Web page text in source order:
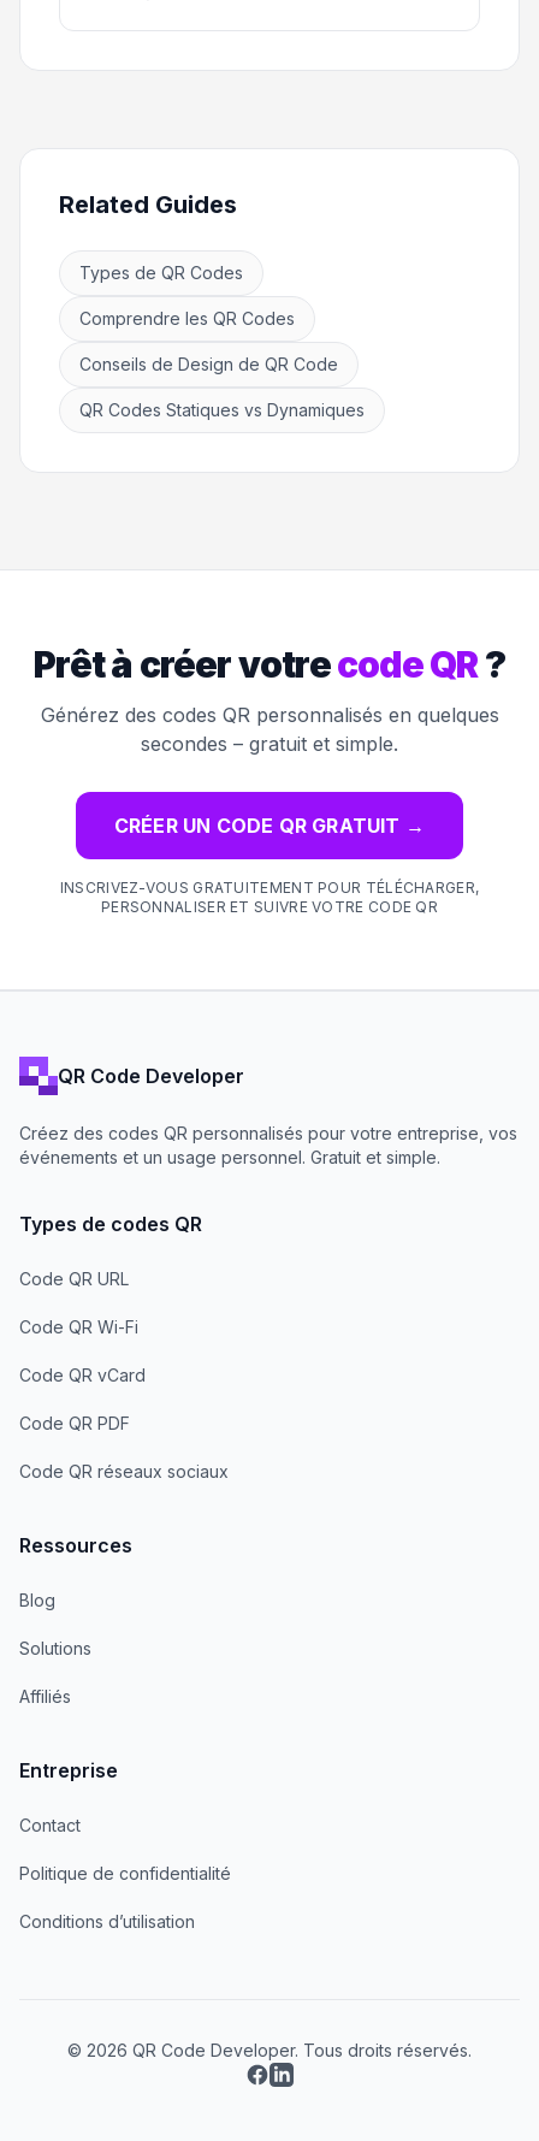
Related Guides
Types de QR Codes
Comprendre les QR Codes
Conseils de Design de QR Code
QR Codes Statiques vs Dynamiques
Prêt à créer votrecode QR?
Générez des codes QR personnalisés en quelques
secondes – gratuit et simple.
CRÉER UN CODE QR GRATUIT →
INSCRIVEZ-VOUS GRATUITEMENT POUR TÉLÉCHARGER,
PERSONNALISER ET SUIVRE VOTRE CODE QR
QR Code Developer
Créez des codes QR personnalisés pour votre entreprise, vos
événements et un usage personnel. Gratuit et simple.
Types de codes QR
Code QR URL
Code QR Wi-Fi
Code QR vCard
Code QR PDF
Code QR réseaux sociaux
Ressources
Blog
Solutions
Affiliés
Entreprise
Contact
Politique de confidentialité
Conditions d’utilisation
© 2026 QR Code Developer. Tous droits réservés.